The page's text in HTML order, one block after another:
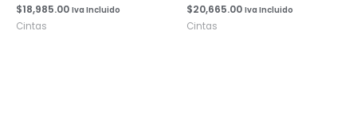
$18,985.00 Iva Incluido
Cintas
$20,665.00 Iva Incluido
Cintas